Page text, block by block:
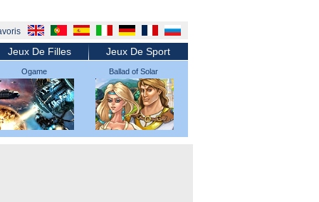
Jeux De Filles Jeux De Sport
Ogame Ballad of Solar